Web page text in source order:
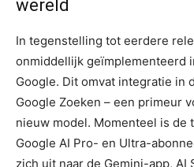
wereld
In tegenstelling tot eerdere
onmiddellijk geïmplementeerd
Google. Dit omvat integratie in
Google Zoeken – een primeur
nieuw model. Momenteel is de
Google AI Pro- en Ultra-
zich uit naar de Gemini-app, AI